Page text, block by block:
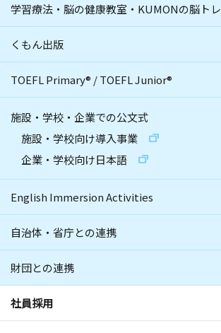
学習療法・脳の健康教室・KUMONの脳トレ
くもん出版
TOEFL Primary® /TOEFL Junior®
施設・学校・企業での公文式
施設・学校向け導入事業
企業・学校向け日本語
English Immersion Activities
自治体・省庁との連携
財団との連携
社員採用